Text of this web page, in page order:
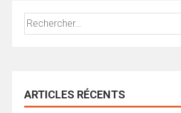
Rechercher :
ARTICLES RÉCENTS